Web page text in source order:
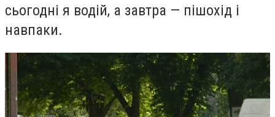
сьогодні я водій, а завтра — пішохід і
навпаки.